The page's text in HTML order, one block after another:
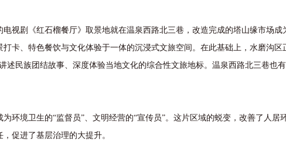
剧《红石榴餐厅》取景地就在温泉西路北三巷，改造完成的塔山缘市场成
卡、特色餐饮与文化体验于一体的沉浸式文旅空间。在此基础上，水磨沟区
述民族团结故事、深度体验当地文化的综合性文旅地标。温泉西路北三巷也
境卫生的“监督员”、文明经营的“宣传员”。这片区域的蜕变，改善了人居
促进了基层治理的大提升。